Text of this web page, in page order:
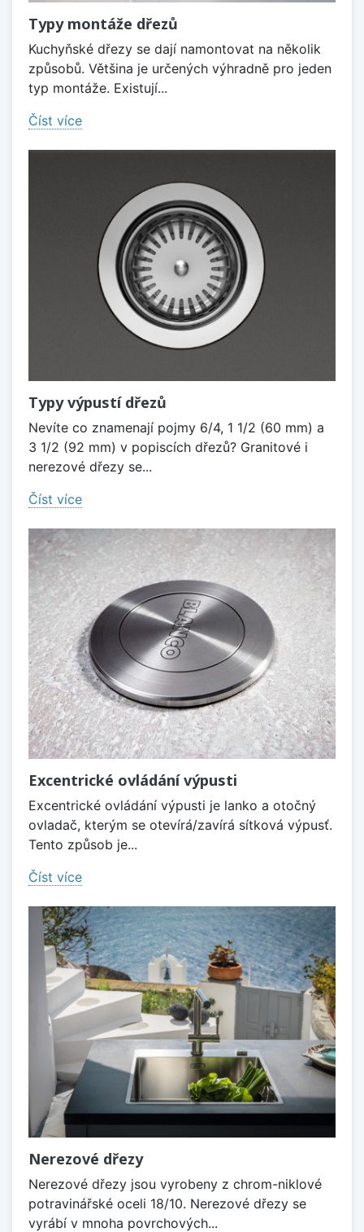
Typy montáže dřezů
Kuchyňské dřezy se dají namontovat na několik
způsobů. Většina je určených výhradně pro jeden
typ montáže. Existují...
Číst více
Typy výpustí dřezů
Nevíte co znamenají pojmy 6/4, 1 1/2 (60 mm) a
3 1/2 (92 mm) v popiscích dřezů? Granitové i
nerezové dřezy se...
Číst více
Excentrické ovládání výpusti
Excentrické ovládání výpusti je lanko a otočný
ovladač, kterým se otevírá/zavírá sítková výpusť.
Tento způsob je...
Číst více
Nerezové dřezy
Nerezové dřezy jsou vyrobeny z chrom-niklové
potravinářské oceli 18/10. Nerezové dřezy se
vyrábí v mnoha povrchových...